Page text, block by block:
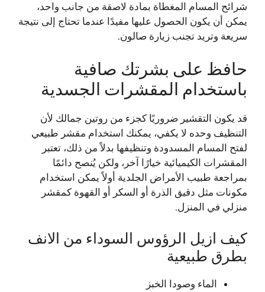
شرائح المسام المغطاة بمادة لاصقة من جانب واحد،
يمكن أن يكون الحصول عليها مفيدًا عندما تحتاج إلى نتيجة
سريعة وتريد تجنب زيارة صالون.
حافظ على بشرتك صافية
باستخدام المقشرات الجسدية
قد يكون التقشير ضروريًا كجزء من روتين جمالك لأن
التنظيف وحده لا يكفي، يمكنك استخدام مقشر طبيعي
لفتح المسام المسدودة وتنظيفها بدلاً من ذلك، تعتبر
المقشرات الكيميائية خيارًا آخر، ولكن يُنصح دائمًا
بمراجعة طبيب الأمراض الجلدية أولاً يمكن استخدام
مكونات مثل دقيق الذرة أو السكر أو القهوة كمقشر
منزلي في المنزل.
كيف ازيل الرؤوس السوداء من الانف
بطرق طبيعية
الماء وصودا الخبز